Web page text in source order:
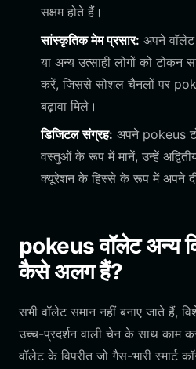
सक्षम होते हैं।
सांस्कृतिक मेम प्रसार: अपने वॉलेट
या अन्य उत्साही लोगों को
करें, जिससे सोशल चैनलों पर
बढ़ावा मिले।
डिजिटल संग्रह: अपने pokeus
वस्तुओं के रूप में मानें, उन्हें
क्यूरेशन के हिस्से के रूप में अपने
pokeus वॉलेट अन्य
कैसे अलग हैं?
सभी वॉलेट समान नहीं बनाए जाते हैं,
उच्च-प्रदर्शन वाली चेन के साथ काम
वॉलेट के विपरीत जो गैस-भारी स्मार्ट